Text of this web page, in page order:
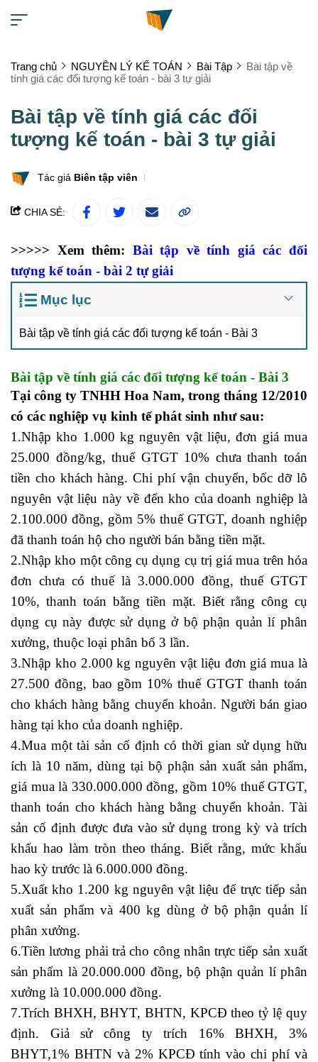
Trang chủ NGUYÊN LÝ KẾ TOÁN Bài Tập
Bài tập về
tính giá các đối tượng kế toán - bài 3 tự giải
Bài tập về tính giá các đối
tượng kế toán - bài 3 tự giải
Tác giả Biên tập viên
CHIA SẺ:
>>>>> Xem thêm: Bài tập về tính giá các đối
tượng kế toán - bài 2 tự giải
Mục lục
Bài tập về tính giá các đối tượng kế toán - Bài 3
Bài tập về tính giá các đối tượng kế toán - Bài 3
Tại công ty TNHH Hoa Nam, trong tháng 12/2010
có các nghiệp vụ kinh tế phát sinh như sau:
1.Nhập kho 1.000 kg nguyên vật liệu, đơn giá mua
25.000 đồng/kg, thuế GTGT 10% chưa thanh toán
tiền cho khách hàng. Chi phí vận chuyển, bốc dỡ lô
nguyên vật liệu này về đến kho của doanh nghiệp là
2.100.000 đồng, gồm 5% thuế GTGT, doanh nghiệp
đã thanh toán hộ cho người bán bằng tiền mặt.
2.Nhập kho một công cụ dụng cụ trị giá mua trên hóa
đơn chưa có thuế là 3.000.000 đồng, thuế GTGT
10%, thanh toán bằng tiền mặt. Biết rằng công cụ
dụng cụ này được sử dụng ở bộ phận quản lí phân
xưởng, thuộc loại phân bổ 3 lần.
3.Nhập kho 2.000 kg nguyên vật liệu đơn giá mua là
27.500 đồng, bao gồm 10% thuế GTGT thanh toán
cho khách hàng bằng chuyển khoản. Người bán giao
hàng tại kho của doanh nghiệp.
4.Mua một tài sản cố định có thời gian sử dụng hữu
ích là 10 năm, dùng tại bộ phận sản xuất sản phẩm,
giá mua là 330.000.000 đồng, gồm 10% thuế GTGT,
thanh toán cho khách hàng bằng chuyển khoản. Tài
sản cố định được đưa vào sử dụng trong kỳ và trích
khấu hao làm tròn theo tháng. Biết rằng, mức khấu
hao kỳ trước là 6.000.000 đồng.
5.Xuất kho 1.200 kg nguyên vật liệu để trực tiếp sản
xuất sản phẩm và 400 kg dùng ở bộ phận quản lí
phân xưởng.
6.Tiền lương phải trả cho công nhân trực tiếp sản xuất
sản phẩm là 20.000.000 đồng, bộ phận quản lí phân
xưởng là 10.000.000 đồng.
7.Trích BHXH, BHYT, BHTN, KPCĐ theo tỷ lệ quy
định. Giả sử công ty trích 16% BHXH, 3%
BHYT,1% BHTN và 2% KPCĐ tính vào chi phí và